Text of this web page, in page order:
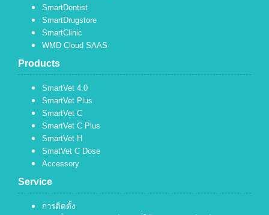
SmartDentist
SmartDrugstore
SmartClinic
WMD Cloud SAAS
Products
SmartVet 4.0
SmartVet Plus
SmartVet C
SmartVet C Plus
SmartVet H
SmatVet C Dose
Accessory
Service
การติดตั้ง